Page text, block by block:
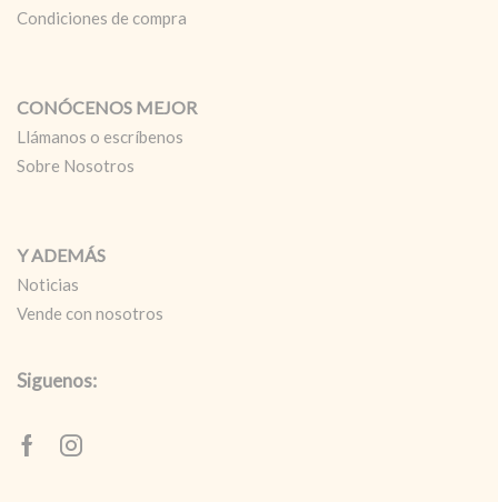
Condiciones de compra
CONÓCENOS MEJOR
Llámanos o escríbenos
Sobre Nosotros
Y ADEMÁS
Noticias
Vende con nosotros
Siguenos:
FacebookInstagram